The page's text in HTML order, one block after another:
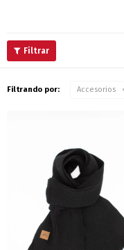
Filtrando por: Accesorios